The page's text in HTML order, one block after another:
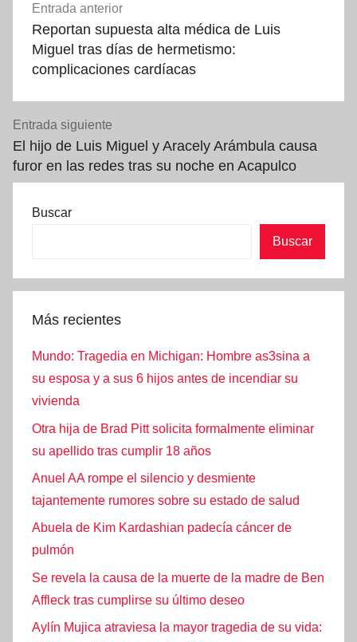
de
entradas
Entrada anterior
Reportan supuesta alta médica de Luis
Miguel tras días de hermetismo:
complicaciones cardíacas
Entrada siguiente
El hijo de Luis Miguel y Aracely Arámbula causa
furor en las redes tras su noche en Acapulco
Buscar
Buscar
Más recientes
Mundo: Tragedia en Michigan: Hombre as3sina a
su esposa y a sus 6 hijos antes de incendiar su
vivienda
Otra hija de Brad Pitt solicita formalmente eliminar
su apellido tras cumplir 18 años
Anuel AA rompe el silencio y desmiente
tajantemente rumores sobre su estado de salud
Abuela de Kim Kardashian padecía cáncer de
pulmón
Se revela la causa de la muerte de la madre de Ben
Affleck tras cumplirse su último deseo
Aylín Mujica atraviesa la mayor tragedia de su vida: